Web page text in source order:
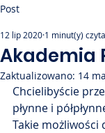
Post
Akademia
12 lip 2020 1 minut(y)
Zaktualizowano: 14
Chcielibyście
płynne i
Takie możliwości